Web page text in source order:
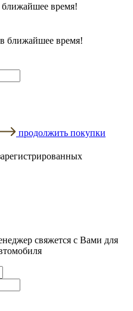
ближайшее время!
в ближайшее время!
продолжить покупки
свяжется с Вами для